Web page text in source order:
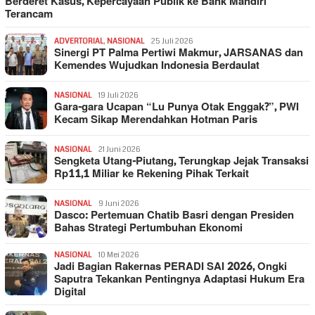
Terancam
ADVERTORIAL, NASIONAL 25 Juli 2026
Sinergi PT Palma Pertiwi Makmur, JARSANAS dan
Kemendes Wujudkan Indonesia Berdaulat
NASIONAL 19 Juli 2026
Gara-gara Ucapan “Lu Punya Otak Enggak?”, PWI
Kecam Sikap Merendahkan Hotman Paris
NASIONAL 21 Juni 2026
Sengketa Utang-Piutang, Terungkap Jejak Transaksi
Rp11,1 Miliar ke Rekening Pihak Terkait
NASIONAL 9 Juni 2026
Dasco: Pertemuan Chatib Basri dengan Presiden
Bahas Strategi Pertumbuhan Ekonomi
NASIONAL 10 Mei 2026
Jadi Bagian Rakernas PERADI SAI 2026, Ongki
Saputra Tekankan Pentingnya Adaptasi Hukum Era
Digital